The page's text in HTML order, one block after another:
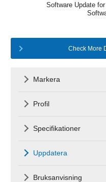
Software Update
Check More
Markera
Profil
Specifikationer
Uppdatera
Bruksanvisning